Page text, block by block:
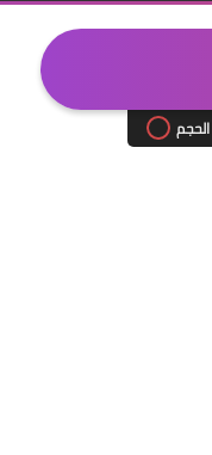
الحجم